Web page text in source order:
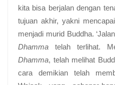
kita bisa berjalan dengan
tujuan akhir, yakni mencapai
menjadi murid Buddha.
Dhamma telah terlihat.
Dhamma, telah melihat
cara demikian telah